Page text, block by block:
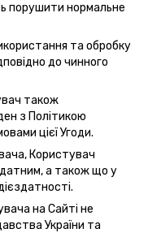
порушити нормальне
та обробку
до чинного
також
з Політикою
цієї Угоди.
Користувач
а також що у
на Сайті не
України та